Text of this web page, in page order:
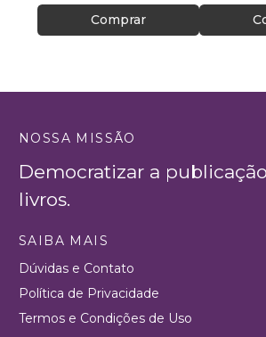
Comprar
NOSSA MISSÃO
Democratizar a
livros.
SAIBA MAIS
Dúvidas e Contato
Política de Privacidade
Termos e Condições de Uso